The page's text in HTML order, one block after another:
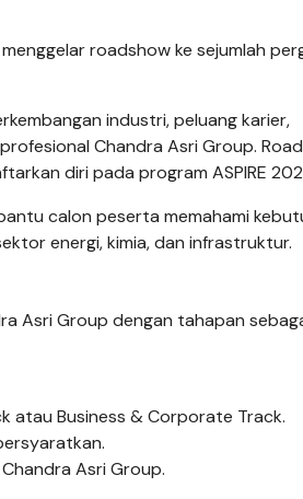
roadshow ke sejumlah
industri, peluang karier,
Chandra Asri Group.
diri pada program ASPIRE
calon peserta memahami
energi, kimia, dan infrastruktur.
Asri Group dengan tahapan
atau Business & Corporate Track.
Asri Group.